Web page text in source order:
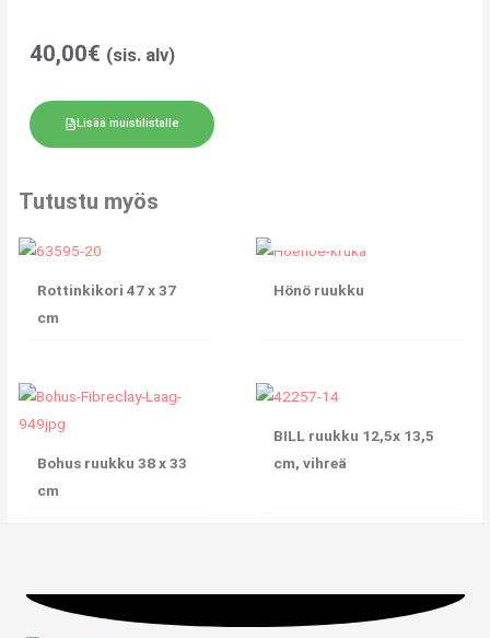
40,00€ (sis. alv)
Lisää muistilistalle
Tutustu myös
Rottinkikori 47 x 37
cm
Hönö ruukku
Bohus ruukku 38 x 33
cm
BILL ruukku 12,5x 13,5
cm, vihreä